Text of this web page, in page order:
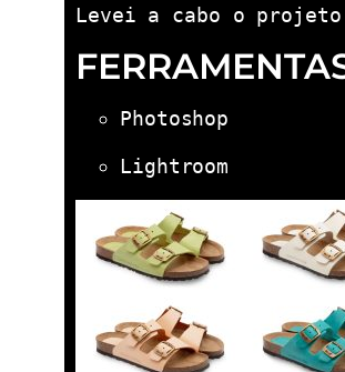
Levei a cabo o
Photoshop
Lightroom